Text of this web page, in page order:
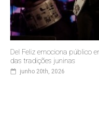
Del Feliz emociona público
das tradições juninas
junho 20th, 2026